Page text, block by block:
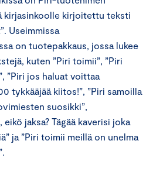
kirjasinkoolle kirjoitettu teksti
Useimmissa
on tuotepakkaus, jossa lukee
kuten ”Piri toimii”, ”Piri
”Piri jos haluat voittaa
tykkääjää kiitos!”, ”Piri samoilla
suosikki”,
eikö jaksa? Tägää kaverisi joka
ja ”Piri toimii meillä on unelma